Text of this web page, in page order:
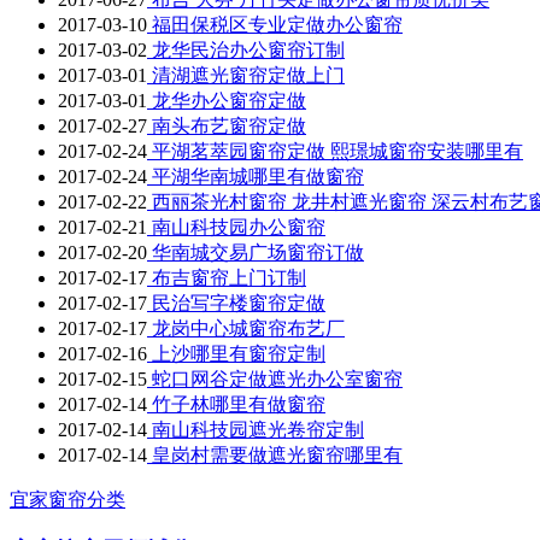
2017-03-10 福田保税区专业定做办公窗帘
2017-03-02 龙华民治办公窗帘订制
2017-03-01 清湖遮光窗帘定做上门
2017-03-01 龙华办公窗帘定做
2017-02-27 南头布艺窗帘定做
2017-02-24 平湖茗萃园窗帘定做 熙璟城窗帘安装哪里有
2017-02-24 平湖华南城哪里有做窗帘
2017-02-22 西丽茶光村窗帘 龙井村遮光窗帘 深云村布艺
2017-02-21 南山科技园办公窗帘
2017-02-20 华南城交易广场窗帘订做
2017-02-17 布吉窗帘上门订制
2017-02-17 民治写字楼窗帘定做
2017-02-17 龙岗中心城窗帘布艺厂
2017-02-16 上沙哪里有窗帘定制
2017-02-15 蛇口网谷定做遮光办公室窗帘
2017-02-14 竹子林哪里有做窗帘
2017-02-14 南山科技园遮光卷帘定制
2017-02-14 皇岗村需要做遮光窗帘哪里有
宜家窗帘分类